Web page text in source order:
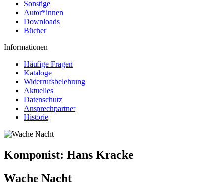
Sonstige
Autor*innen
Downloads
Bücher
Informationen
Häufige Fragen
Kataloge
Widerrufsbelehrung
Aktuelles
Datenschutz
Ansprechpartner
Historie
Komponist: Hans Kracke
Wache Nacht